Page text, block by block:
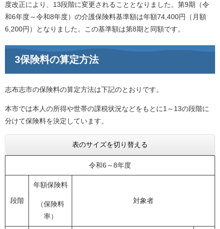
度改正により、13段階に変更されることとなりました。第9期（令
和6年度～令和8年度）の介護保険料基準額は年額74,400円（月額
6,200円）となりました。この基準額は第8期と同額です。
3保険料の算定方法
志布志市の保険料の算定方法は下記のとおりです。
本市では本人の所得や世帯の課税状況などをもとに1～13の段階に
分けて保険料を決定しています。
表のサイズを切り替える
令和6～8年度
段階
年額保険料
（保険料
率）
対象者